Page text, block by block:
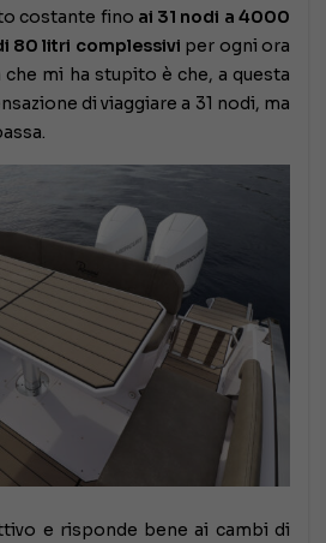
costante fino ai 31 nodi a 4000
80 litri complessivi per ogni ora
che mi ha stupito è che, a questa
di viaggiare a 31 nodi, ma
e risponde bene ai cambi di